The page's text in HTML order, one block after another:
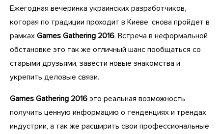
Ежегодная вечеринка украинских разработчиков,
которая по традиции проходит в Киеве, снова пройдет в
рамках Games Gathering 2016. Встреча в неформальной
обстановке это так же отличный шанс пообщаться со
старыми друзьями, завести новые знакомства и
укрепить деловые связи.
Games Gathering 2016 это реальная возможность
получить ценную информацию о тенденциях и трендах
индустрии, а так же расширить свои профессиональные